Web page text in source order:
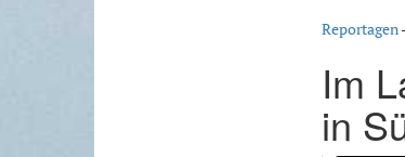
Reportagen
Im
in